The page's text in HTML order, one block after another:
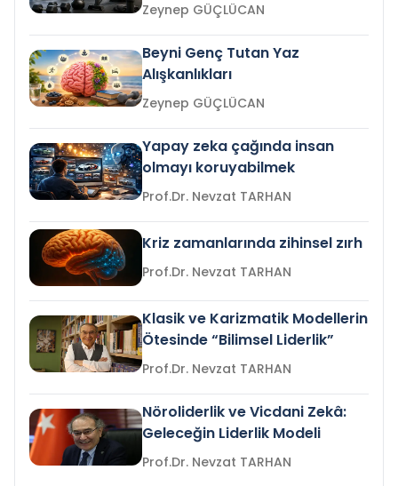
Zeynep GÜÇLÜCAN
Beyni Genç Tutan Yaz
Alışkanlıkları
Zeynep GÜÇLÜCAN
Yapay zeka çağında insan
olmayı koruyabilmek
Prof.Dr. Nevzat TARHAN
Kriz zamanlarında zihinsel zırh
Prof.Dr. Nevzat TARHAN
Klasik ve Karizmatik Modellerin
Ötesinde “Bilimsel Liderlik”
Prof.Dr. Nevzat TARHAN
Nöroliderlik ve Vicdani Zekâ:
Geleceğin Liderlik Modeli
Prof.Dr. Nevzat TARHAN